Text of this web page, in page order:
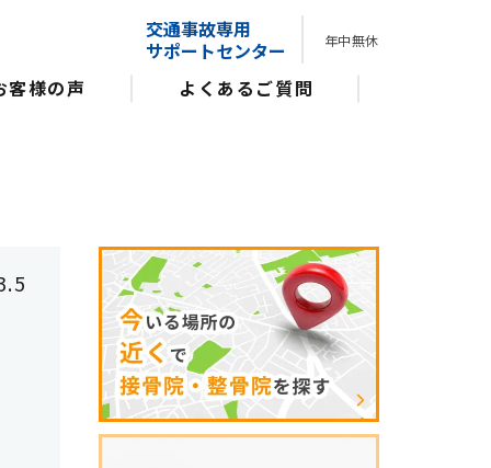
交通事故専用
サポートセンター
年中無休
客様の声 よくあるご質問